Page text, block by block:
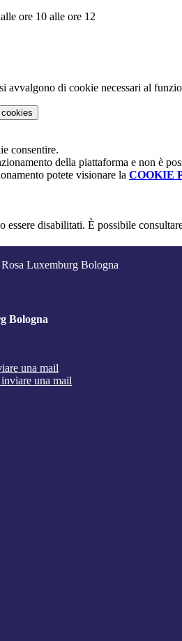
avvalgono di cookie necessari al
consentire.
della piattaforma e non è
potete visionare la COOKIE
essere disabilitati. È possibile
Luxemburg Bologna
Bologna
una mail
una mail